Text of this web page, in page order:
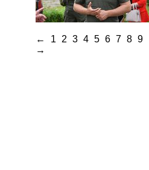
← 1 2 3 4 5 6 7 8 9
→